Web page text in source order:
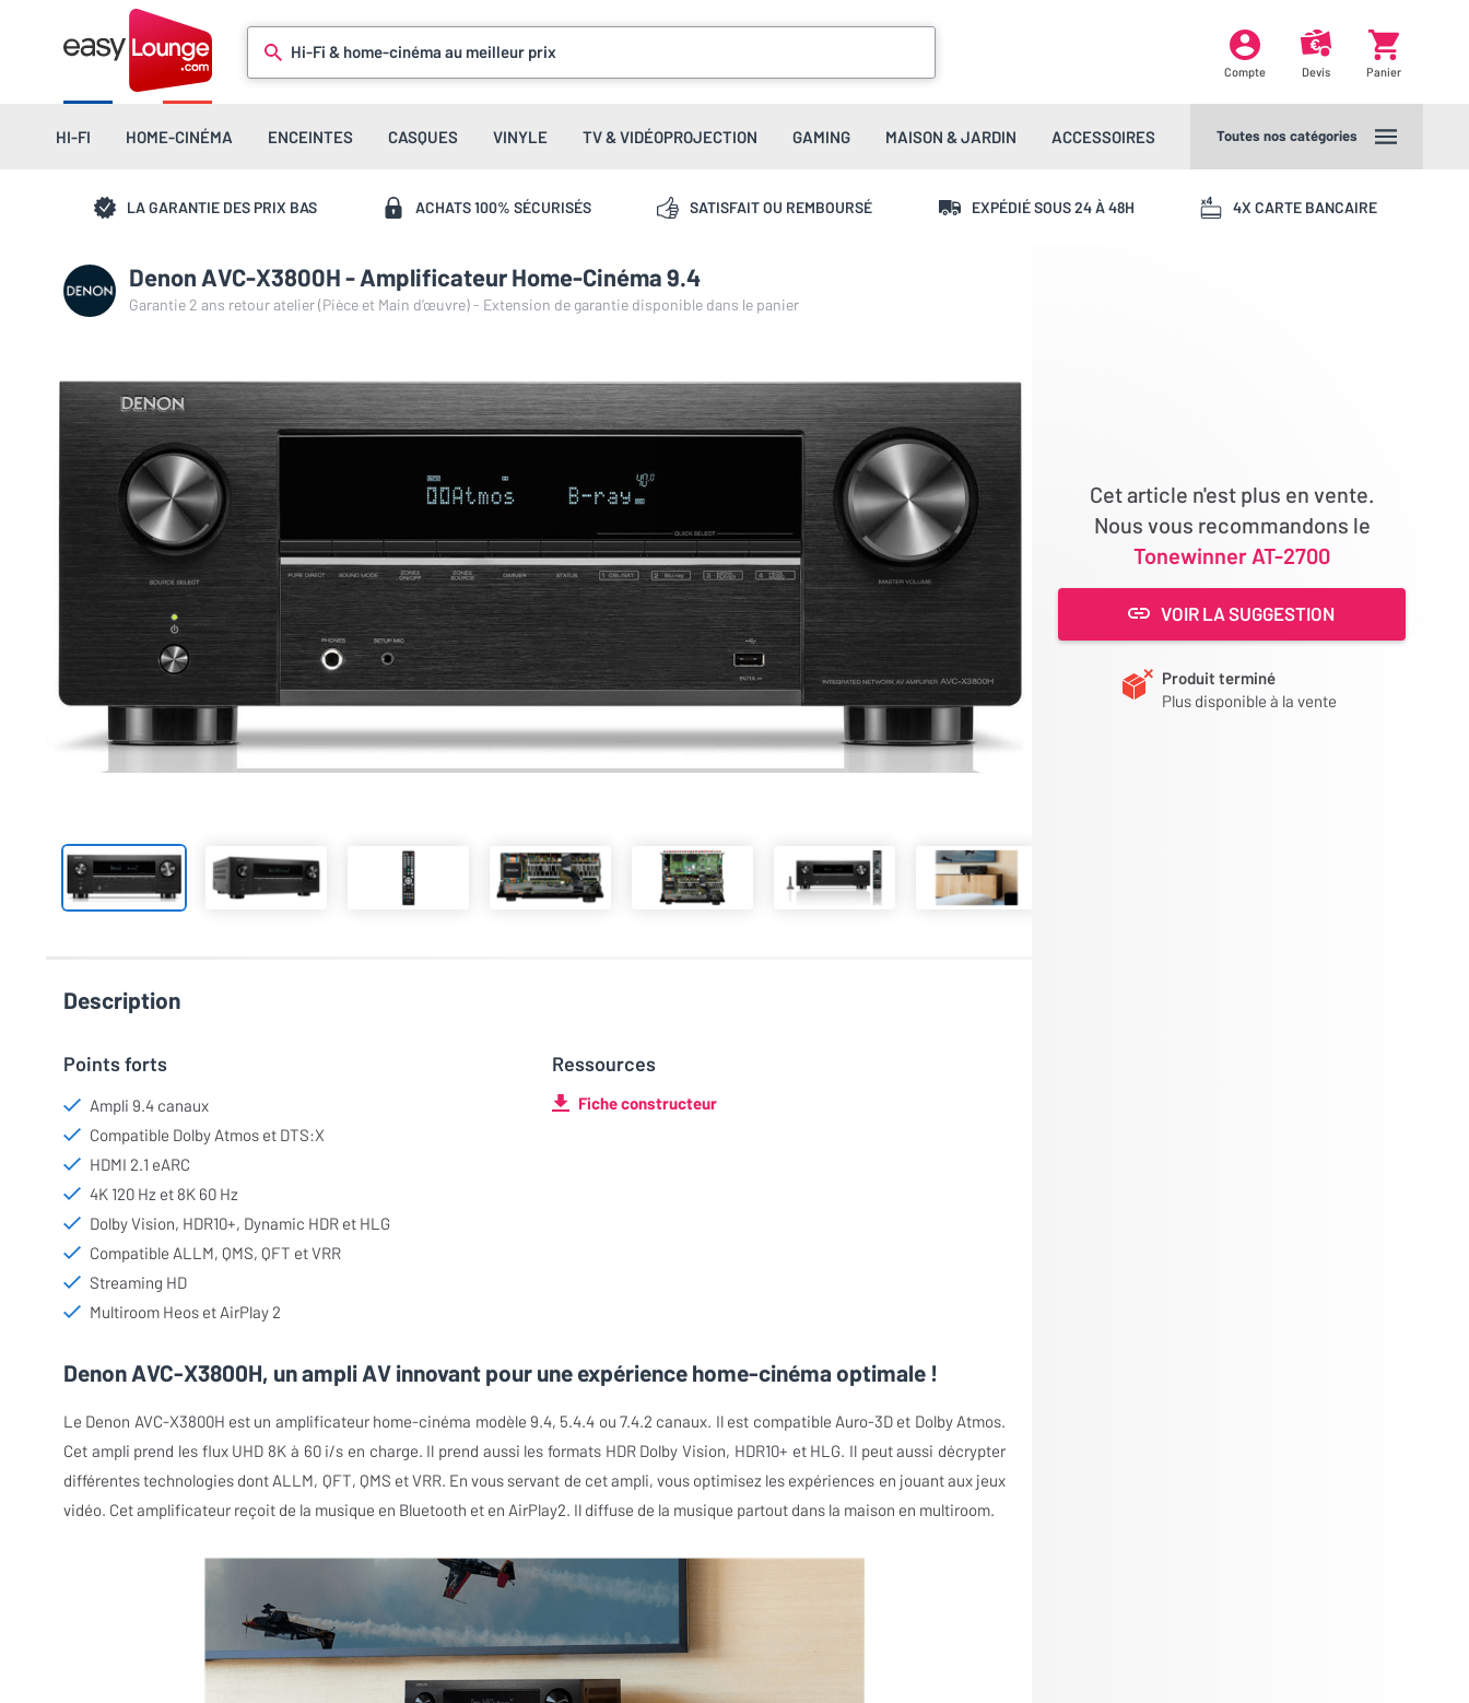
Hi-Fi & home-cinéma au meilleur prix
Compte Devis Panier
HI-FI HOME-CINÉMA ENCEINTES CASQUES VINYLE TV & VIDÉOPROJECTION GAMING MAISON & JARDIN ACCESSOIRES Toutes nos catégories
LA GARANTIE DES PRIX BAS ACHATS 100% SÉCURISÉS SATISFAIT OU REMBOURSÉ EXPÉDIÉ SOUS 24 À 48H 4X CARTE BANCAIRE
Denon AVC-X3800H - Amplificateur Home-Cinéma 9.4
Garantie 2 ans retour atelier (Pièce et Main d’œuvre) - Extension de garantie disponible dans le panier
Cet article n'est plus en vente.
Nous vous recommandons le
Tonewinner AT-2700
VOIR LA SUGGESTION
Produit terminé
Plus disponible à la vente
Description
Points forts
Ampli 9.4 canaux
Compatible Dolby Atmos et DTS:X
HDMI 2.1 eARC
4K 120 Hz et 8K 60 Hz
Dolby Vision, HDR10+, Dynamic HDR et HLG
Compatible ALLM, QMS, QFT et VRR
Streaming HD
Multiroom Heos et AirPlay 2
Ressources
Fiche constructeur
Denon AVC-X3800H, un ampli AV innovant pour une expérience home-cinéma optimale !
Le Denon AVC-X3800H est un amplificateur home-cinéma modèle 9.4, 5.4.4 ou 7.4.2 canaux. Il est compatible Auro-3D et Dolby Atmos.
Cet ampli prend les flux UHD 8K à 60 i/s en charge. Il prend aussi les formats HDR Dolby Vision, HDR10+ et HLG. Il peut aussi décrypter
différentes technologies dont ALLM, QFT, QMS et VRR. En vous servant de cet ampli, vous optimisez les expériences en jouant aux jeux
vidéo. Cet amplificateur reçoit de la musique en Bluetooth et en AirPlay2. Il diffuse de la musique partout dans la maison en multiroom.